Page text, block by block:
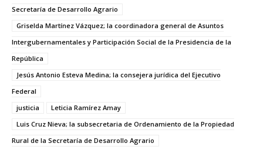
Secretaría de Desarrollo Agrario
Griselda Martínez Vázquez; la coordinadora general de Asuntos
Intergubernamentales y Participación Social de la Presidencia de la
República
Jesús Antonio Esteva Medina; la consejera jurídica del Ejecutivo
Federal
justicia
Leticia Ramírez Amay
Luis Cruz Nieva; la subsecretaria de Ordenamiento de la Propiedad
Rural de la Secretaría de Desarrollo Agrario